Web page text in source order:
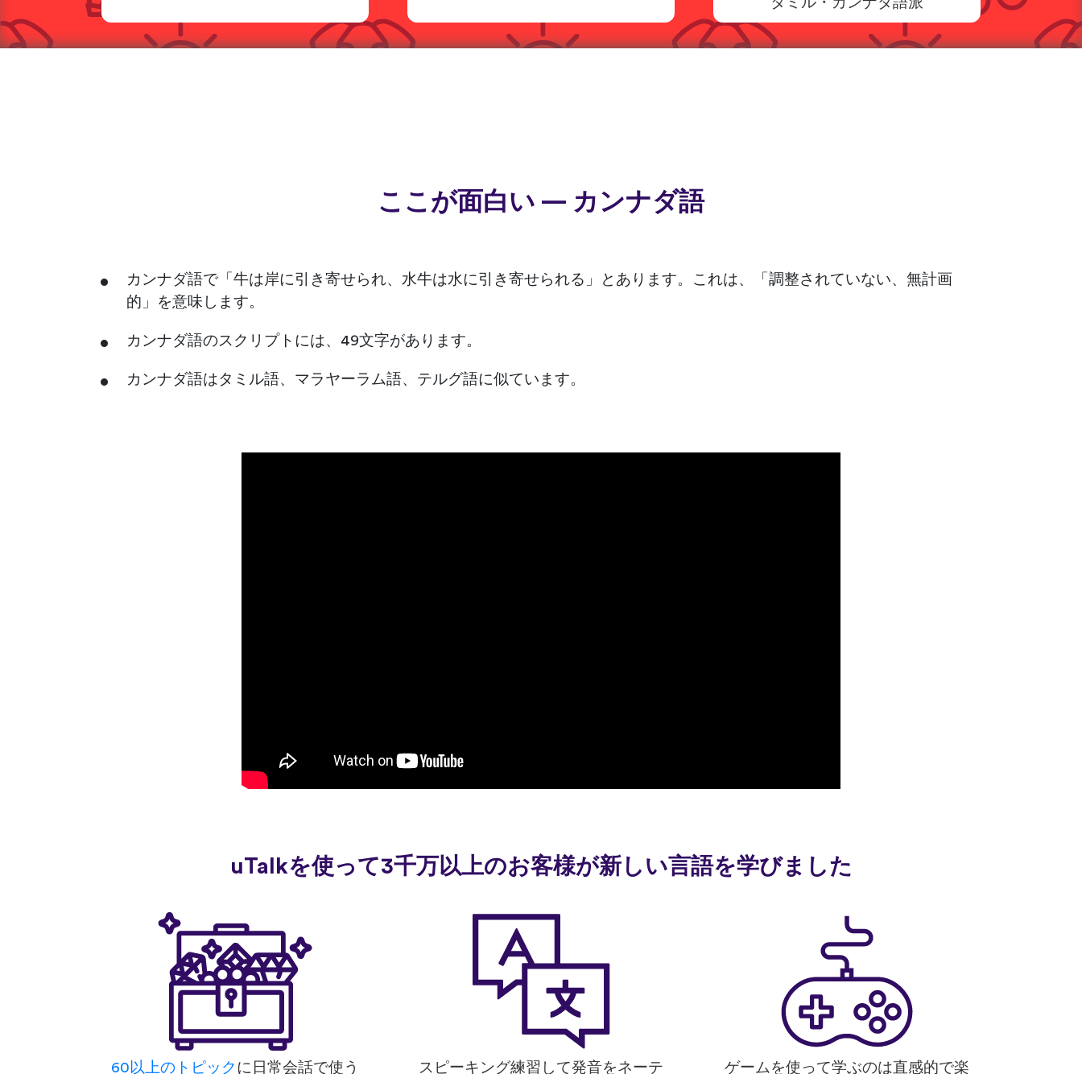
ここが面白い — カンナダ語
カンナダ語で「牛は岸に引き寄せられ、水牛は水に引き寄せられる」とあります。これは、「調整されていない、無計画
的」を意味します。
カンナダ語のスクリプトには、49文字があります。
カンナダ語はタミル語、マラヤーラム語、テルグ語に似ています。
uTalkを使って3千万以上のお客様が新しい言語を学びました
60以上のトピック に日常会話で使う スピーキング練習して発音をネーテ ゲームを使って学ぶのは直感的で楽